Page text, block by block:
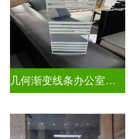
几何渐变线条办公室彩色渐变玻璃